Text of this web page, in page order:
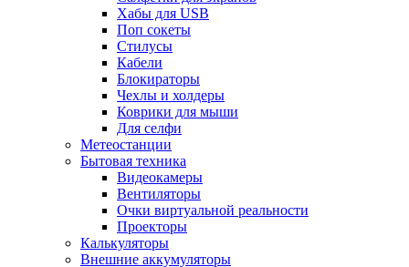
Хабы для USB
Поп сокеты
Стилусы
Кабели
Блокираторы
Чехлы и холдеры
Коврики для мыши
Для селфи
Метеостанции
Бытовая техника
Видеокамеры
Вентиляторы
Очки виртуальной реальности
Проекторы
Калькуляторы
Внешние аккумуляторы